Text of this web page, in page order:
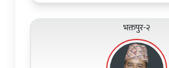
भक्तपुर-२